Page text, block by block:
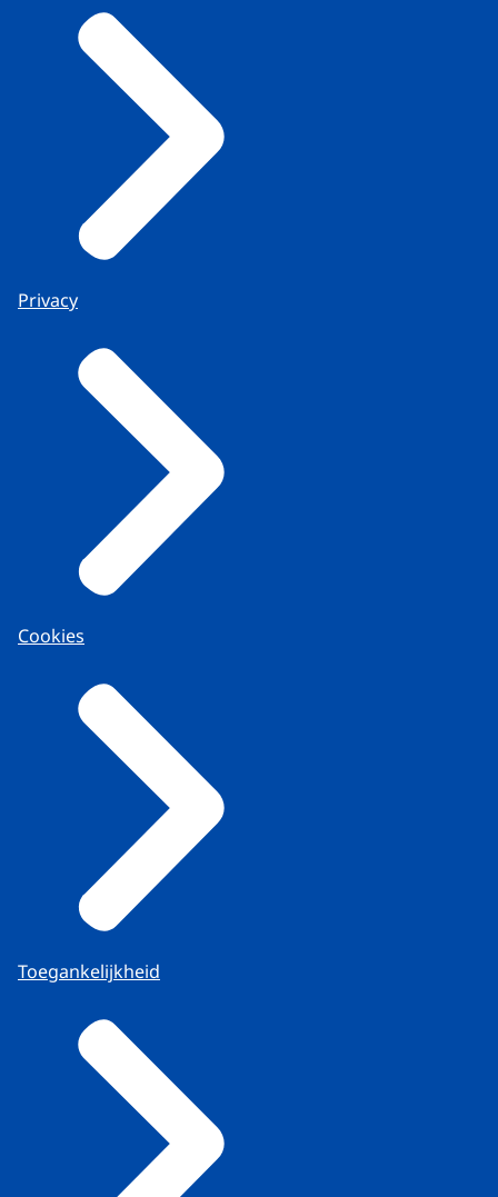
Privacy
Cookies
Toegankelijkheid